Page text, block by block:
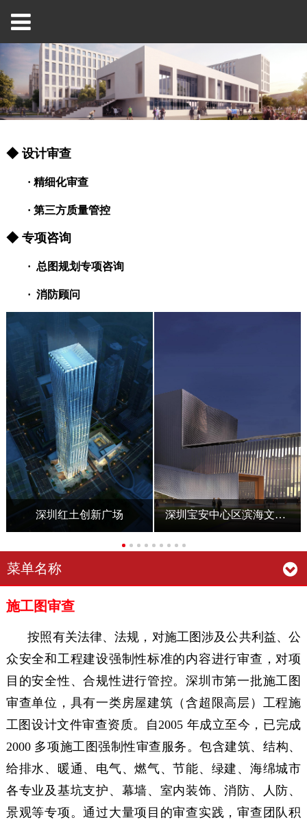
◆ 设计审查
· 精细化审查
· 第三方质量管控
◆ 专项咨询
· 总图规划专项咨询
·消防顾问
深圳宝安中心区滨海文化公园（一期）演艺中心 深圳深业上城
菜单名称
施工图审查
按照有关法律、法规，对施工图涉及公共利益、公
众安全和工程建设强制性标准的内容进行审查，对项
目的安全性、合规性进行管控。深圳市第一批施工图
审查单位，具有一类房屋建筑（含超限高层）工程施
工图设计文件审查资质。自2005 年成立至今，已完成
2000 多项施工图强制性审查服务。包含建筑、结构、
给排水、暖通、电气、燃气、节能、绿建、海绵城市
各专业及基坑支护、幕墙、室内装饰、消防、人防、
景观等专项。通过大量项目的审查实践，审查团队积